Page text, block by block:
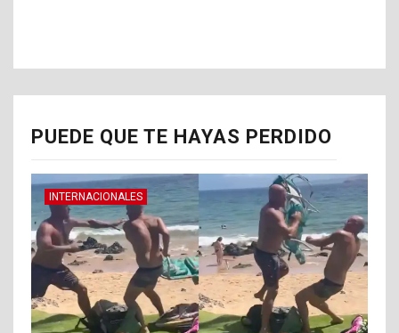
PUEDE QUE TE HAYAS PERDIDO
INTERNACIONALES